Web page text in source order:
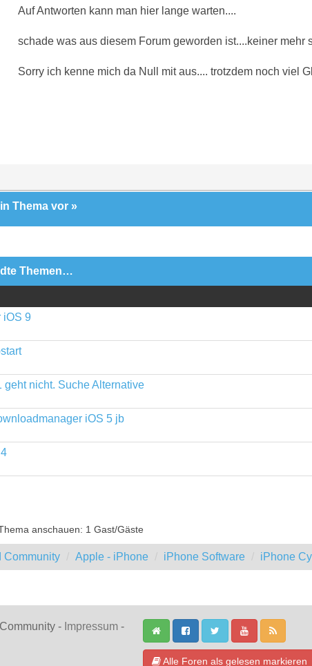
Auf Antworten kann man hier lange warten....
schade was aus diesem Forum geworden ist....keiner mehr
Sorry ich kenne mich da Null mit aus.... trotzdem noch viel
Thema vor »
Themen…
iOS 9
geht nicht. Suche Alternative
iOS 5 jb
anschauen: 1 Gast/Gäste
Community Apple - iPhone iPhone Software iPhone
- Impressum -
Alle Foren als gelesen markieren